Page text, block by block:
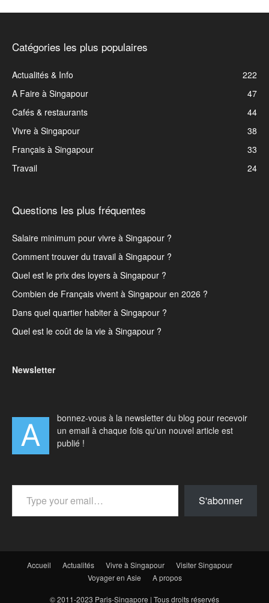
Catégories les plus populaires
Actualités & Info
222
A Faire à Singapour
47
Cafés & restaurants
44
Vivre à Singapour
38
Français à Singapour
33
Travail
24
Questions les plus fréquentes
Salaire minimum pour vivre à Singapour ?
Comment trouver du travail à Singapour ?
Quel est le prix des loyers à Singapour ?
Combien de Français vivent à Singapour en 2026 ?
Dans quel quartier habiter à Singapour ?
Quel est le coût de la vie à Singapour ?
Newsletter
A
bonnez-vous à la newsletter du blog pour recevoir
un email à chaque fois qu'un nouvel article est
publié !
Type your email…
S'abonner
Accueil Actualités Vivre à Singapour
Visiter Singapour
Voyager en Asie
A propos
© 2011-2023 Paris-Singapore | Tous droits réservés